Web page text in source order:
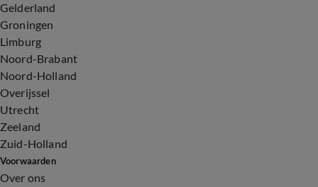
Gelderland
Groningen
Limburg
Noord-Brabant
Noord-Holland
Overijssel
Utrecht
Zeeland
Zuid-Holland
Voorwaarden
Over ons